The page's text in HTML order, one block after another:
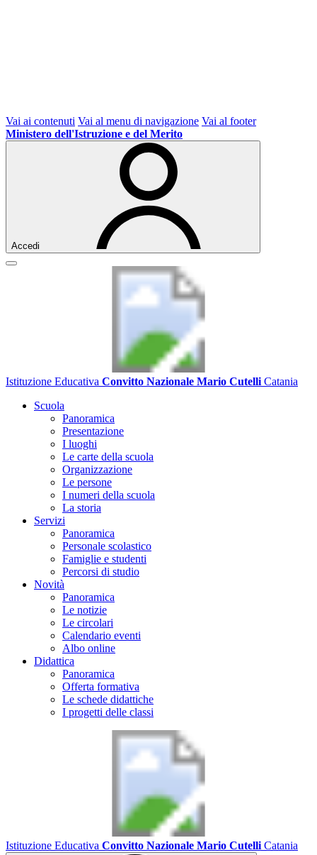
Vai ai contenuti Vai al menu di navigazione Vai al footer
Ministero dell'Istruzione e del Merito
Accedi
Istituzione Educativa Convitto Nazionale Mario Cutelli Catania
Scuola
Panoramica
Presentazione
I luoghi
Le carte della scuola
Organizzazione
Le persone
I numeri della scuola
La storia
Servizi
Panoramica
Personale scolastico
Famiglie e studenti
Percorsi di studio
Novità
Panoramica
Le notizie
Le circolari
Calendario eventi
Albo online
Didattica
Panoramica
Offerta formativa
Le schede didattiche
I progetti delle classi
Istituzione Educativa Convitto Nazionale Mario Cutelli Catania